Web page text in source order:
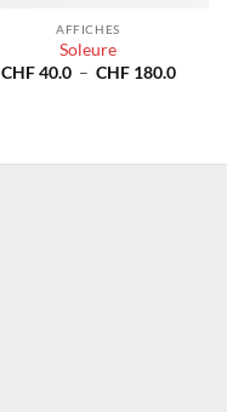
AFFICHES
Soleure
CHF40.0 – CHF180.0Plage